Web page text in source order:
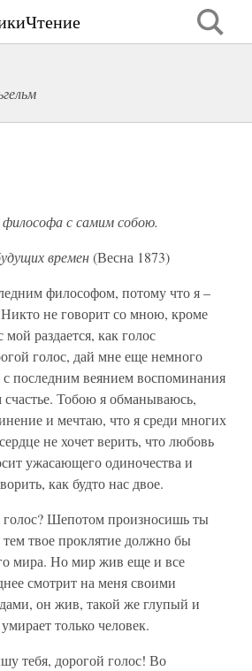
философа с самим собою.
времен(Весна 1873)
философом, потому что я –
не говорит со мною, кроме
раздается, как голос
голос, дай мне еще немного
последним веянием воспоминания
счастье. Тобою я обманываюсь,
и мечтаю, что я среди многих
не хочет верить, что любовь
ужасающего одиночества и
как будто нас двое.
Шепотом произносишь ты
твое проклятие должно бы
мира. Но мир жив еще и все
смотрит на меня своими
он жив, такой же глупый и
только человек.
тебя, дорогой голос! Во